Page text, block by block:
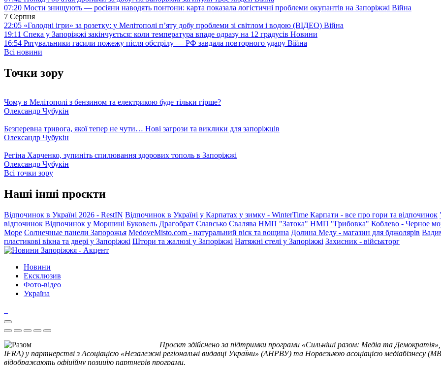
07:20 Мости знищують — росіяни наводять понтони: карта показала логістичні проблеми окупантів на Запоріжжі Війна
7 Серпня
22:05 «Голодні ігри» за розетку: у Мелітополі п’яту добу проблеми зі світлом і водою (ВІДЕО) Війна
19:11 Спека у Запоріжжі закінчується: коли температура впаде одразу на 12 градусів Новини
16:54 Рятувальники гасили пожежу після обстрілу — РФ завдала повторного удару Війна
Всі новини
Точки зору
Чому в Мелітополі з бензином та електрикою буде тільки гірше?
Олександр Чубукін
Безперевна тривога, якої тепер не чути… Нові загрози та виклики для запоріжців
Олександр Чубукін
Регіна Харченко, зупиніть спилювання здорових тополь в Запоріжжі
Олександр Чубукін
Всі точки зору
Наші інші проєкти
Відпочинок в Україні 2026 - RestIN Відпочинок в Україні у Карпатах у зимку - WinterTime Карпати - все про гори та відпочинок
відпочинок Відпочинок у Моршині Буковель Драгобрат Славсько Свалява НМП "Затока" НМП "Грибовка" Коблево - Черное
Море Солнечные панели Запорожья MedoveMisto.com - натуральний віск та вощина Долина Меду - магазин для бджолярів
пластикові вікна та двері у Запоріжжі Штори та жалюзі у Запоріжжі Натяжні стелі у Запоріжжі Захисник - військторг
Новини
Ексклюзив
Фото-відео
Україна
Проєкт здійснено за підтримки програми «Сильніші разом: Медіа та
IFRA) у партнерстві з Асоціацією «Незалежні регіональні видавці України» (АНРВУ) та Норвезькою асоціацією медіабізнесу
відображають офіційну позицію партнерів програми.